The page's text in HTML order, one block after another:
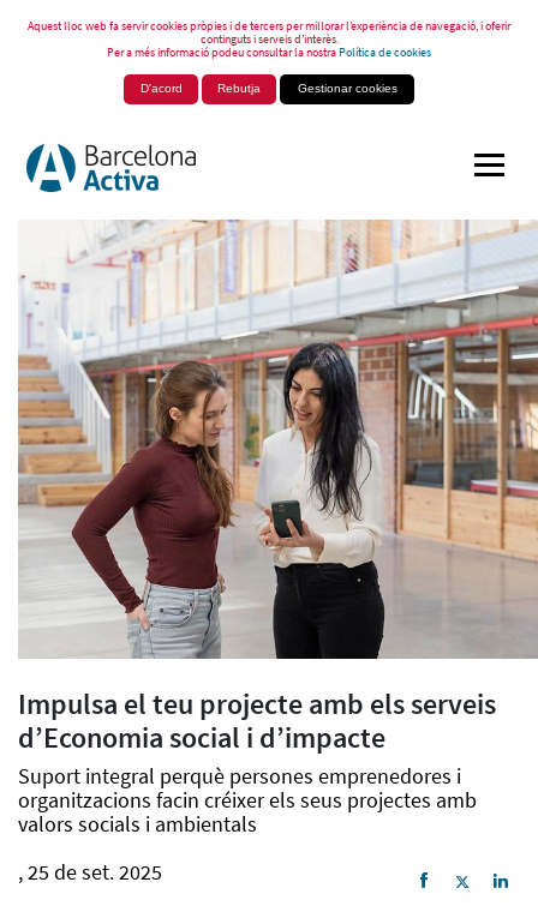
Aquest lloc web fa servir cookies pròpies i de tercers per millorar l’experiència de navegació, i oferir
continguts i serveis d’interès.
Per a més informació podeu consultar la nostraPolítica de cookies
D'acord Rebutja Gestionar cookies
Impulsa el teu projecte amb els serveis
d’Economia social i d’impacte
Suport integral perquè persones emprenedores i
organitzacions facin créixer els seus projectes amb
valors socials i ambientals
, 25 de set. 2025